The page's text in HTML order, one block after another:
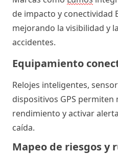
de impacto y conectividad
mejorando la visibilidad y
accidentes.
Equipamiento
Relojes inteligentes,
dispositivos GPS
rendimiento y activar
caída.
Mapeo de riesgos y